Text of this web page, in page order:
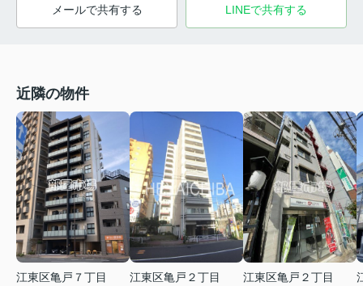
メールで共有する LINEで共有する
近隣の物件
江東区亀戸７丁目
江東区亀戸２丁目
江東区亀戸２丁目